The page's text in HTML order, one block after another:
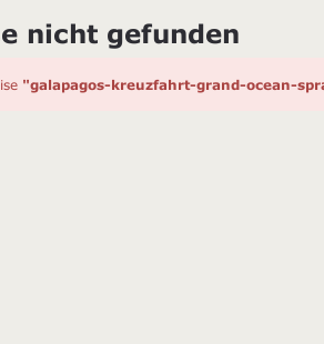
nicht gefunden
"galapagos-kreuzfahrt-grand-ocean-